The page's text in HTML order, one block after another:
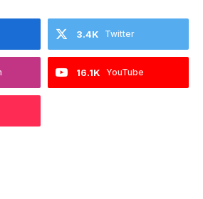
Twitter
3.4K
YouTube
16.1K